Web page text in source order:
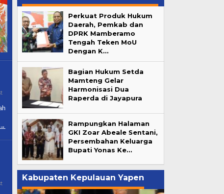
Perkuat Produk Hukum
Daerah, Pemkab dan
DPRK Mamberamo
Tengah Teken MoU
Dengan K…
Bagian Hukum Setda
Mamteng Gelar
Harmonisasi Dua
Raperda di Jayapura
Rampungkan Halaman
GKI Zoar Abeale Sentani,
Persembahan Keluarga
Bupati Yonas Ke…
Kabupaten Kepulauan Yapen